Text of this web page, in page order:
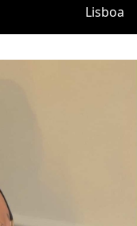
Lisboa